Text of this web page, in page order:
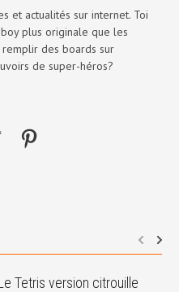
et actualités sur internet. Toi
plus originale que les
des boards sur
de super-héros?
Tetris version citrouille